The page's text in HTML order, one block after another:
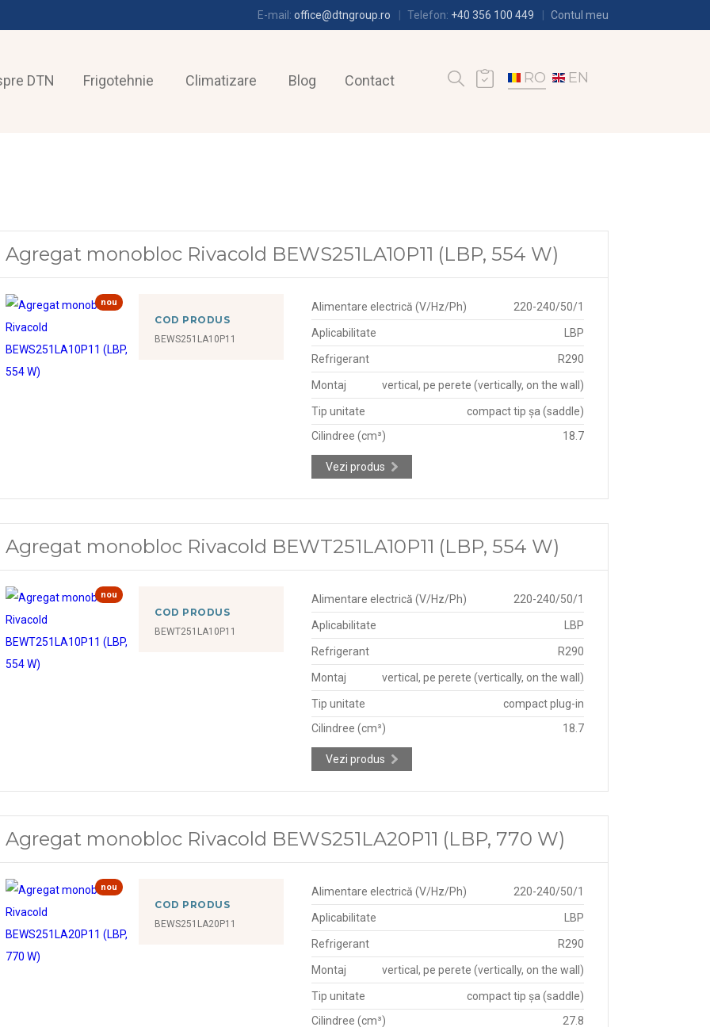
E-mail: office@dtngroup.ro Telefon: +40 356 100 449 Contul meu
DTN Frigotehnie Climatizare Blog Contact RO EN
Agregat monobloc Rivacold BEWS251LA10P11 (LBP, 554 W)
nou
COD PRODUS
BEWS251LA10P11
Alimentare electrică (V/Hz/Ph) 220-240/50/1
Aplicabilitate LBP
Refrigerant R290
Montaj vertical, pe perete (vertically, on the wall)
Tip unitate
compact tip șa (saddle)
Cilindree (cm³)
18.7
Vezi produs
Agregat monobloc Rivacold BEWT251LA10P11 (LBP, 554 W)
nou
COD PRODUS
BEWT251LA10P11
Alimentare electrică (V/Hz/Ph) 220-240/50/1
Aplicabilitate LBP
Refrigerant R290
Montaj vertical, pe perete (vertically, on the wall)
Tip unitate
compact plug-in
Cilindree (cm³)
18.7
Vezi produs
Agregat monobloc Rivacold BEWS251LA20P11 (LBP, 770 W)
nou
COD PRODUS
BEWS251LA20P11
Alimentare electrică (V/Hz/Ph) 220-240/50/1
Aplicabilitate LBP
Refrigerant R290
Montaj vertical, pe perete (vertically, on the wall)
Tip unitate
compact tip șa (saddle)
Cilindree (cm³)
27.8